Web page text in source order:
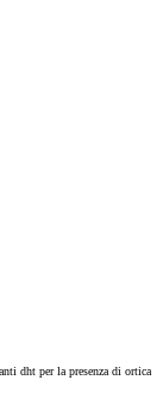
dht per la presenza di ortica